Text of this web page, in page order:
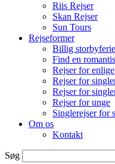
Riis Rejser
Skan Rejser
Sun Tours
Rejseformer
Billig storbyferie
Find en
Rejser for enlige
Rejser for
Rejser for
Rejser for unge
Singlerejser for
Om os
Kontakt
Søg